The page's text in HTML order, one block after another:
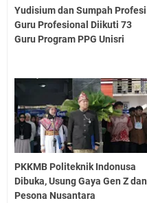
Yudisium dan Sumpah Profesi
Guru Profesional Diikuti 73
Guru Program PPG Unisri
PKKMB Politeknik Indonusa
Dibuka, Usung Gaya Gen Z dan
Pesona Nusantara